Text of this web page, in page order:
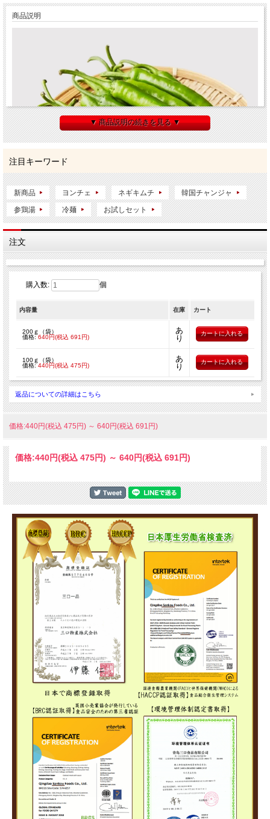
商品説明
▼ 商品説明の続きを見る ▼
注目キーワード
新商品 ヨンチェ ネギキムチ 韓国チャンジャ
参鶏湯 冷麺 お試しセット
注文
購入数: 個
内容量 在庫 カート
200ｇ（袋）
価格:640円(税込 691円)
あ
り
100ｇ（袋）
価格:440円(税込 475円)
あ
り
返品についての詳細はこちら
価格:440円(税込 475円) ～ 640円(税込 691円)
価格:440円(税込 475円) ～ 640円(税込 691円)